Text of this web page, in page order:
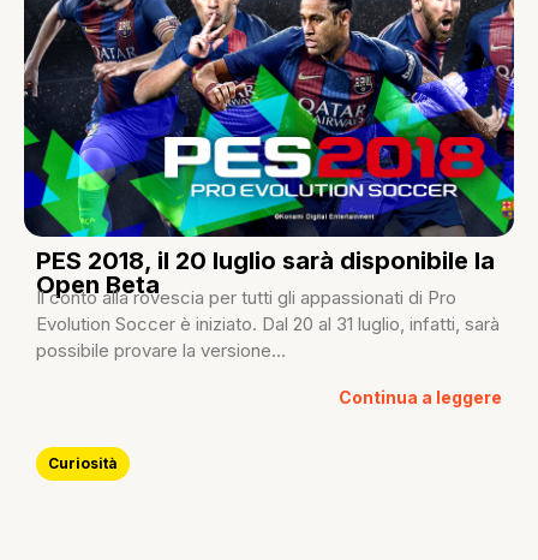
PES 2018, il 20 luglio sarà disponibile la
Open Beta
Il conto alla rovescia per tutti gli appassionati di Pro
Evolution Soccer è iniziato. Dal 20 al 31 luglio, infatti, sarà
possibile provare la versione...
Continua a leggere
Curiosità